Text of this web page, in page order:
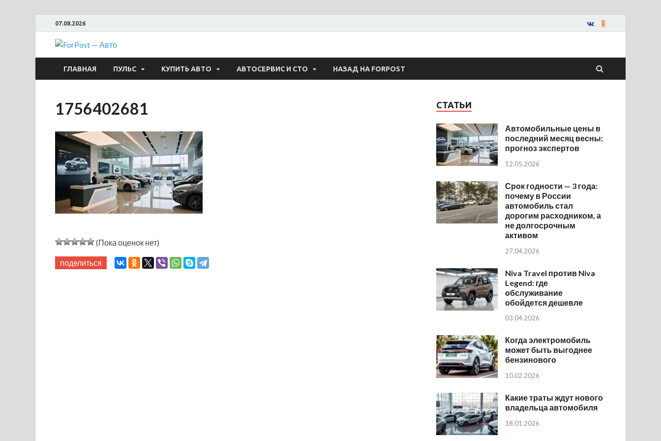
07.08.2026
ForPost — Авто
ГЛАВНАЯ ПУЛЬС КУПИТЬ АВТО АВТОСЕРВИС И СТО НАЗАД НА FORPOST
1756402681
(Пока оценок нет)
поделиться
СТАТЬИ
Автомобильные цены в
последний месяц весны:
прогноз экспертов
12.05.2026
Срок годности — 3 года:
почему в России
автомобиль стал
дорогим расходником, а
не долгосрочным
активом
27.04.2026
Niva Travel против Niva
Legend: где
обслуживание
обойдется дешевле
03.04.2026
Когда электромобиль
может быть выгоднее
бензинового
10.02.2026
Какие траты ждут нового
владельца автомобиля
18.01.2026